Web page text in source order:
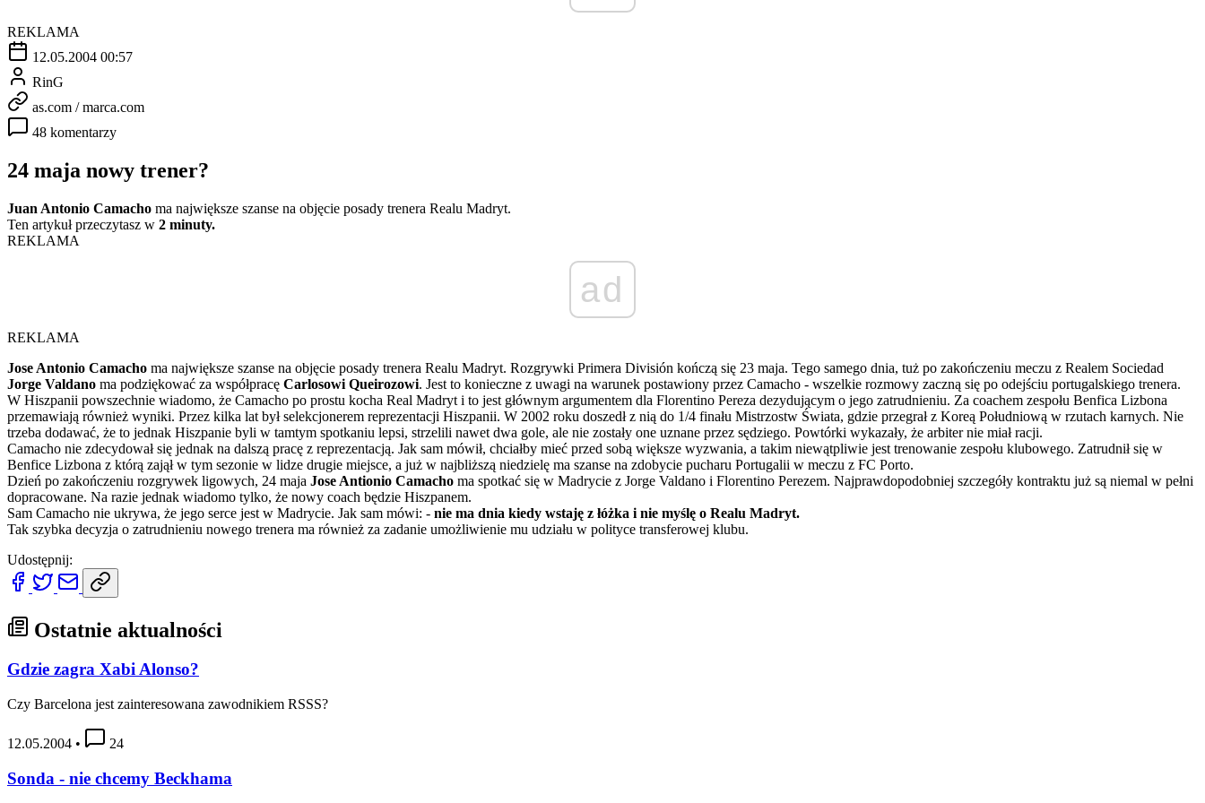
REKLAMA
12.05.2004 00:57
RinG
as.com / marca.com
48 komentarzy
24 maja nowy trener?
Juan Antonio Camacho ma największe szanse na objęcie posady trenera Realu Madryt.
Ten artykuł przeczytasz w 2 minuty.
REKLAMA
ad
REKLAMA
Jose Antonio Camacho ma największe szanse na objęcie posady trenera Realu Madryt. Rozgrywki Primera División kończą się 23 maja. Tego samego dnia, tuż po zakończeniu meczu z Realem Sociedad
Jorge Valdano ma podziękować za współpracę Carlosowi Queirozowi. Jest to konieczne z uwagi na warunek postawiony przez Camacho - wszelkie rozmowy zaczną się po odejściu portugalskiego trenera.
W Hiszpanii powszechnie wiadomo, że Camacho po prostu kocha Real Madryt i to jest głównym argumentem dla Florentino Pereza dezydującym o jego zatrudnieniu. Za coachem zespołu Benfica Lizbona
przemawiają również wyniki. Przez kilka lat był selekcjonerem reprezentacji Hiszpanii. W 2002 roku doszedł z nią do 1/4 finału Mistrzostw Świata, gdzie przegrał z Koreą Południową w rzutach karnych. Nie
trzeba dodawać, że to jednak Hiszpanie byli w tamtym spotkaniu lepsi, strzelili nawet dwa gole, ale nie zostały one uznane przez sędziego. Powtórki wykazały, że arbiter nie miał racji.
Camacho nie zdecydował się jednak na dalszą pracę z reprezentacją. Jak sam mówił, chciałby mieć przed sobą większe wyzwania, a takim niewątpliwie jest trenowanie zespołu klubowego. Zatrudnił się w
Benfice Lizbona z którą zajął w tym sezonie w lidze drugie miejsce, a już w najbliższą niedzielę ma szanse na zdobycie pucharu Portugalii w meczu z FC Porto.
Dzień po zakończeniu rozgrywek ligowych, 24 maja Jose Antionio Camacho ma spotkać się w Madrycie z Jorge Valdano i Florentino Perezem. Najprawdopodobniej szczegóły kontraktu już są niemal w pełni
dopracowane. Na razie jednak wiadomo tylko, że nowy coach będzie Hiszpanem.
Sam Camacho nie ukrywa, że jego serce jest w Madrycie. Jak sam mówi: - nie ma dnia kiedy wstaję z łóżka i nie myślę o Realu Madryt.
Tak szybka decyzja o zatrudnieniu nowego trenera ma również za zadanie umożliwienie mu udziału w polityce transferowej klubu.
Udostępnij:
Ostatnie aktualności
Gdzie zagra Xabi Alonso?
Czy Barcelona jest zainteresowana zawodnikiem RSSS?
12.05.2004 • 24
Sonda - nie chcemy Beckhama